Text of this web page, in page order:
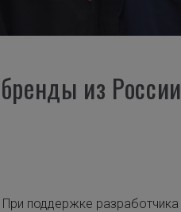
из России
поддержке разработчика